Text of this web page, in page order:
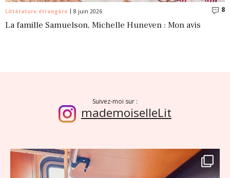
Littérature étrangère 8 juin 2026 8
La famille Samuelson, Michelle Huneven : Mon avis
Suivez-moi sur :
mademoiselleLit